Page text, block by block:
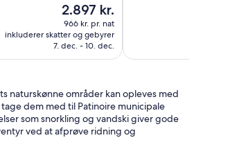
Prisen
er
2.897 kr.
2.897 kr.
966 kr. pr. nat
inkluderer skatter og gebyrer
7. dec. - 10. dec.
naturskønne områder kan opleves med
dem med til Patinoire municipale
som snorkling og vandski giver gode
ved at afprøve ridning og